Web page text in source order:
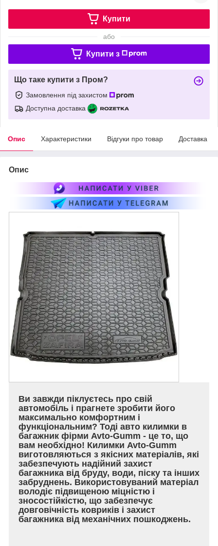
Купити
або
Купити з
Що таке купити з Пром?
Замовлення під захистом
Доступна доставка
Опис Характеристики Відгуки про товар Доставка
Опис
Ви завжди піклуєтесь про свій
автомобіль і прагнете зробити його
максимально комфортним і
функціональним? Тоді авто килимки в
багажник фірми Avto-Gumm - це то, що
вам необхідно! Килимки Avto-Gumm
виготовляються з якісних матеріалів, які
забезпечують надійний захист
багажника від бруду, води, піску та інших
забруднень. Використовуваний матеріал
володіє підвищеною міцністю і
зносостійкістю, що забезпечує
довговічність ковриків і захист
багажника від механічних пошкоджень.